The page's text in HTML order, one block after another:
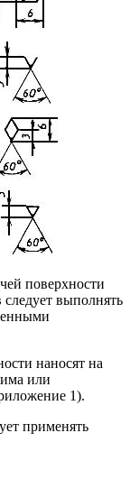
поверхности
выполнять
наносят на
или
1).
применять